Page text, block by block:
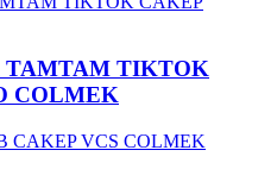
TAMTAM TIKTOK
COLMEK